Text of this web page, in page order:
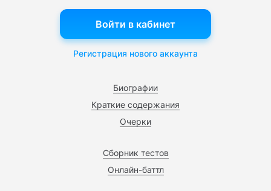
Биографии
Краткие содержания
Очерки
Сборник тестов
Онлайн-баттл
Войти в кабинет
Регистрация нового аккаунта